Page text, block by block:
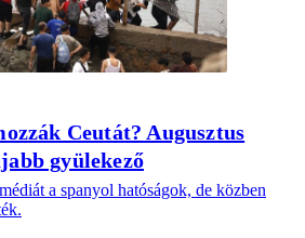
Ceutát? Augusztus
gyülekező
a spanyol hatóságok, de közben